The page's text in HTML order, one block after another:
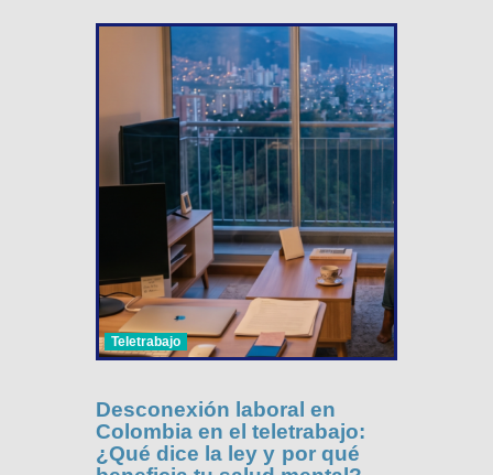
Teletrabajo
Desconexión laboral en
Colombia en el teletrabajo:
¿Qué dice la ley y por qué